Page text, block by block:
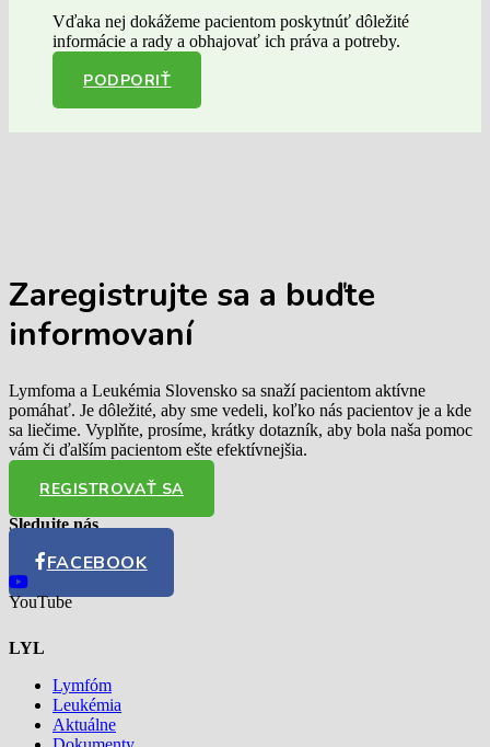
Vďaka nej dokážeme pacientom poskytnúť dôležité
informácie a rady a obhajovať ich práva a potreby.
PODPORIŤ
Zaregistrujte sa a buďte
informovaní
Lymfoma a Leukémia Slovensko sa snaží pacientom aktívne
pomáhať. Je dôležité, aby sme vedeli, koľko nás pacientov je a kde
sa liečime. Vyplňte, prosíme, krátky dotazník, aby bola naša pomoc
vám či ďalším pacientom ešte efektívnejšia.
REGISTROVAŤ SA
Sledujte nás
FACEBOOK
YouTube
LYL
Lymfóm
Leukémia
Aktuálne